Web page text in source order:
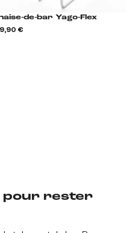
de-bar Yago-Flex
€
pour rester